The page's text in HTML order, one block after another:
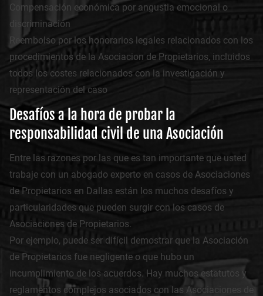
Compensación económica por angustia emocional o
discriminación
Reembolso por los honorarios legales relacionados con los
procedimientos de la Asociacion de Propietarios, incluidos
todos los costes relacionados con la investigación y
representación del caso
Desafíos a la hora de probar la
responsabilidad civil de una Asociación
Entre las razones por las que es tan importante que usted
trabaje con un abogado experto en casos de Asociaciones
de Propietarios en Dallas están los muchos desafíos y
particularidades que pueden surgir con los casos de
Asociaciones de Propietarios.
Por ejemplo, puede ser difícil demostrar que la Asociación
de Propietarios fue negligente o que hubo un
incumplimiento de los acuerdos. Hay muchos estatutos y
reglamentos complejos asociados con las Asociaciones de